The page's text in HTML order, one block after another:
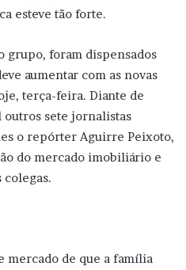
esteve tão forte.
grupo, foram dispensados
aumentar com as novas
terça-feira. Diante de
sete jornalistas
o repórter Aguirre Peixoto,
do mercado imobiliário e
mercado de que a família